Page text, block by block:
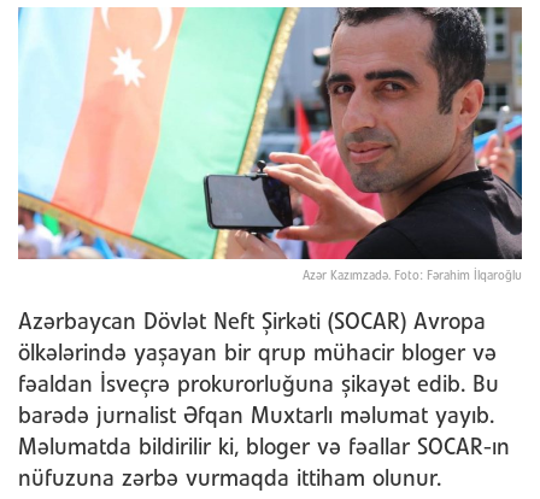
Azər Kazımzadə. Foto: Fərahim İlqaroğlu
Azərbaycan Dövlət Neft Şirkəti (SOCAR) Avropa
ölkələrində yaşayan bir qrup mühacir bloger və
fəaldan İsveçrə prokurorluğuna şikayət edib. Bu
barədə jurnalist Əfqan Muxtarlı məlumat yayıb.
Məlumatda bildirilir ki, bloger və fəallar SOCAR-ın
nüfuzuna zərbə vurmaqda ittiham olunur.